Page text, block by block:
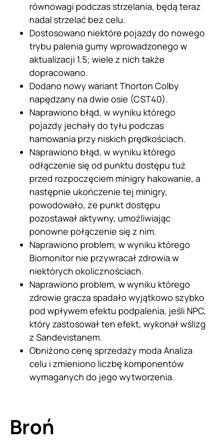
równowagi podczas strzelania, będą teraz
nadal strzelać bez celu.
Dostosowano niektóre pojazdy do nowego
trybu palenia gumy wprowadzonego w
aktualizacji 1.5; wiele z nich także
dopracowano.
Dodano nowy wariant Thorton Colby
napędzany na dwie osie (CST40).
Naprawiono błąd, w wyniku którego
pojazdy jechały do tyłu podczas
hamowania przy niskich prędkościach.
Naprawiono błąd, w wyniku którego
odłączenie się od punktu dostępu tuż
przed rozpoczęciem minigry hakowanie, a
następnie ukończenie tej minigry,
powodowało, że punkt dostępu
pozostawał aktywny, umożliwiając
ponowne połączenie się z nim.
Naprawiono problem, w wyniku którego
Biomonitor nie przywracał zdrowia w
niektórych okolicznościach.
Naprawiono problem, w wyniku którego
zdrowie gracza spadało wyjątkowo szybko
pod wpływem efektu podpalenia, jeśli NPC,
który zastosował ten efekt, wykonał wślizg
z Sandevistanem.
Obniżono cenę sprzedaży moda Analiza
celu i zmieniono liczbę komponentów
wymaganych do jego wytworzenia.
Broń